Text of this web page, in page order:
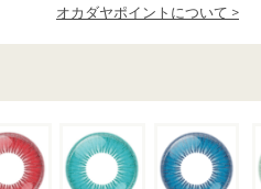
オカダヤポイントについて >